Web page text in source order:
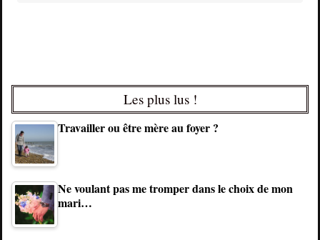
Les plus lus !
Travailler ou être mère au foyer ?
Ne voulant pas me tromper dans le choix de mon
mari…